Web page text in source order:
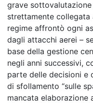
grave
strettamente
regime affrontò ogni
dagli attacchi aerei –
base della gestione
negli anni successivi,
parte delle decisioni e
di sfollamento “sulle
mancata elaborazione